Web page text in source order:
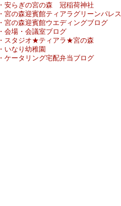
・安らぎの宮の森 冠稲荷神社
・宮の森迎賓館ティアラグリーンパレス
・宮の森迎賓館ウエディングブログ
・会場・会議室ブログ
・スタジオ★ティアラ★宮の森
・いなり幼稚園
・ケータリング宅配弁当ブログ